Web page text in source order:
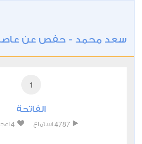
سعد محمد - حفص عن
1
الفاتحة
4787 استماع 4